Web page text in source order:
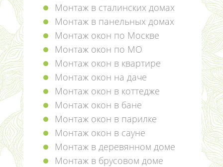
Монтаж в сталинских домах
Монтаж в панельных домах
Монтаж окон по Москве
Монтаж окон по МО
Монтаж окон в квартире
Монтаж окон на даче
Монтаж окон в коттедже
Монтаж окон в бане
Монтаж окон в парилке
Монтаж окон в сауне
Монтаж в деревянном доме
Монтаж в брусовом доме